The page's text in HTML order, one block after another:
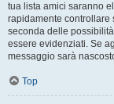
tua lista amici saranno
rapidamente controllare
seconda delle
essere evidenziati. Se
messaggio sarà
Top